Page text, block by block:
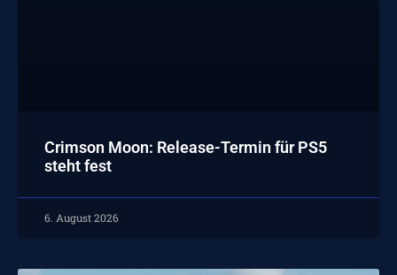
Crimson Moon: Release-Termin für PS5
steht fest
6. August 2026